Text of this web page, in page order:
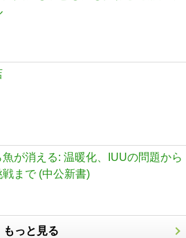
魚が消える: 温暖化、IUUの問題から
まで (中公新書)
もっと見る